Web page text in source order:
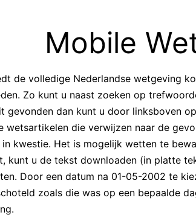
Mobile
de volledige Nederlandse wetgeving
Zo kunt u naast zoeken op
gevonden dan kunt u door linksboven
wetsartikelen die verwijzen naar de
kwestie. Het is mogelijk wetten te
kunt u de tekst downloaden (in platte
Door een datum na 01-05-2002 te
zoals die was op een bepaalde